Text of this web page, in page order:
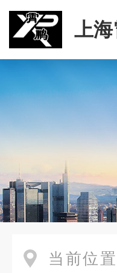
上
当前位置